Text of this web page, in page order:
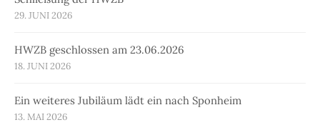
29. JUNI 2026
HWZB geschlossen am 23.06.2026
18. JUNI 2026
Ein weiteres Jubiläum lädt ein nach Sponheim
13. MAI 2026